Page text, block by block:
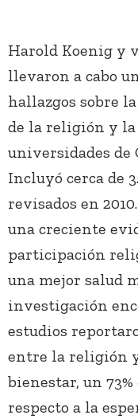
Harold Koenig y
llevaron a cabo
hallazgos sobre
de la religión y
universidades de
Incluyó cerca de
revisados en
una creciente
participación
una mejor salud
investigación
estudios
entre la religión
bienestar, un
respecto a la